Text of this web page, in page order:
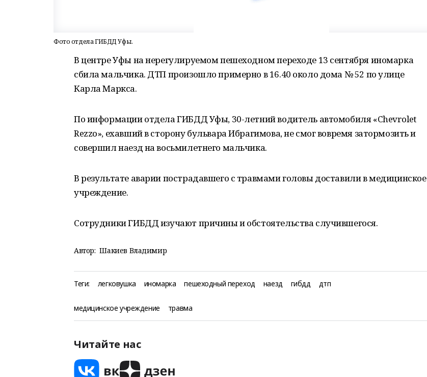
Фото отдела ГИБДД Уфы.
В центре Уфы на нерегулируемом пешеходном переходе 13 сентября иномарка
сбила мальчика. ДТП произошло примерно в 16.40 около дома № 52 по улице
Карла Маркса.
По информации отдела ГИБДД Уфы, 30-летний водитель автомобиля «Chevrolet
Rezzo», ехавший в сторону бульвара Ибрагимова, не смог вовремя затормозить и
совершил наезд на восьмилетнего мальчика.
В результате аварии пострадавшего с травмами головы доставили в медицинское
учреждение.
Сотрудники ГИБДД изучают причины и обстоятельства случившегося.
Автор: Шакиев Владимир
Теги: легковушка иномарка пешеходный переход наезд гибдд дтп
медицинское учреждение травма
Читайте нас